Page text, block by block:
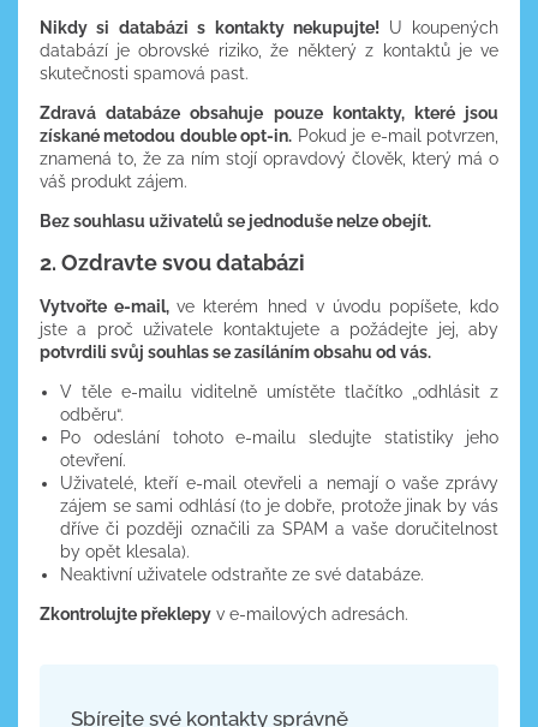
Nikdy si databázi s kontakty nekupujte! U koupených
databází je obrovské riziko, že některý z kontaktů je ve
skutečnosti spamová past.
Zdravá databáze obsahuje pouze kontakty, které jsou
získané metodou double opt-in. Pokud je e-mail potvrzen,
znamená to, že za ním stojí opravdový člověk, který má o
váš produkt zájem.
Bez souhlasu uživatelů se jednoduše nelze obejít.
2. Ozdravte svou databázi
Vytvořte e-mail,ve kterém hned v úvodu popíšete, kdo
jste a proč uživatele kontaktujete a požádejte jej, aby
potvrdili svůj souhlas se zasíláním obsahu od vás.
V těle e-mailu viditelně umístěte tlačítko „odhlásit z
odběru“.
Po odeslání tohoto e-mailu sledujte statistiky jeho
otevření.
Uživatelé, kteří e-mail otevřeli a nemají o vaše zprávy
zájem se sami odhlásí (to je dobře, protože jinak by vás
dříve či později označili za SPAM a vaše doručitelnost
by opět klesala).
Neaktivní uživatele odstraňte ze své databáze.
Zkontrolujte překlepyv e-mailových adresách.
Sbírejte své kontakty správně